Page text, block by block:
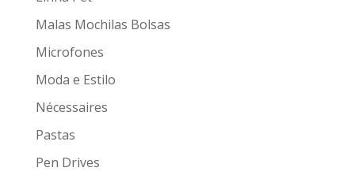
Malas Mochilas Bolsas
Microfones
Moda e Estilo
Nécessaires
Pastas
Pen Drives